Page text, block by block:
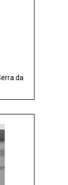
da